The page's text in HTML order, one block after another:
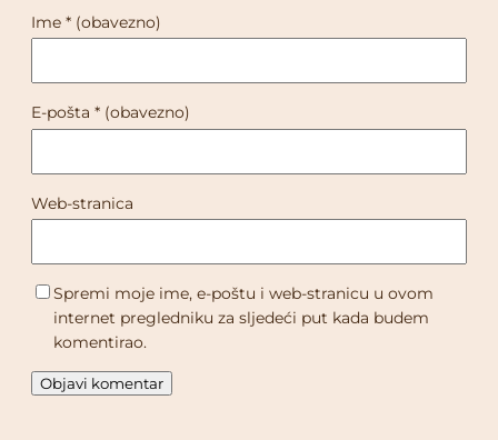
Ime * (obavezno)
E-pošta * (obavezno)
Web-stranica
Spremi moje ime, e-poštu i web-stranicu u ovom
internet pregledniku za sljedeći put kada budem
komentirao.